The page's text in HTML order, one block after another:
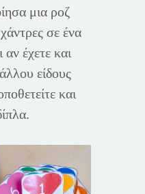
μια ροζ
σε ένα
αν έχετε και
είδους
και